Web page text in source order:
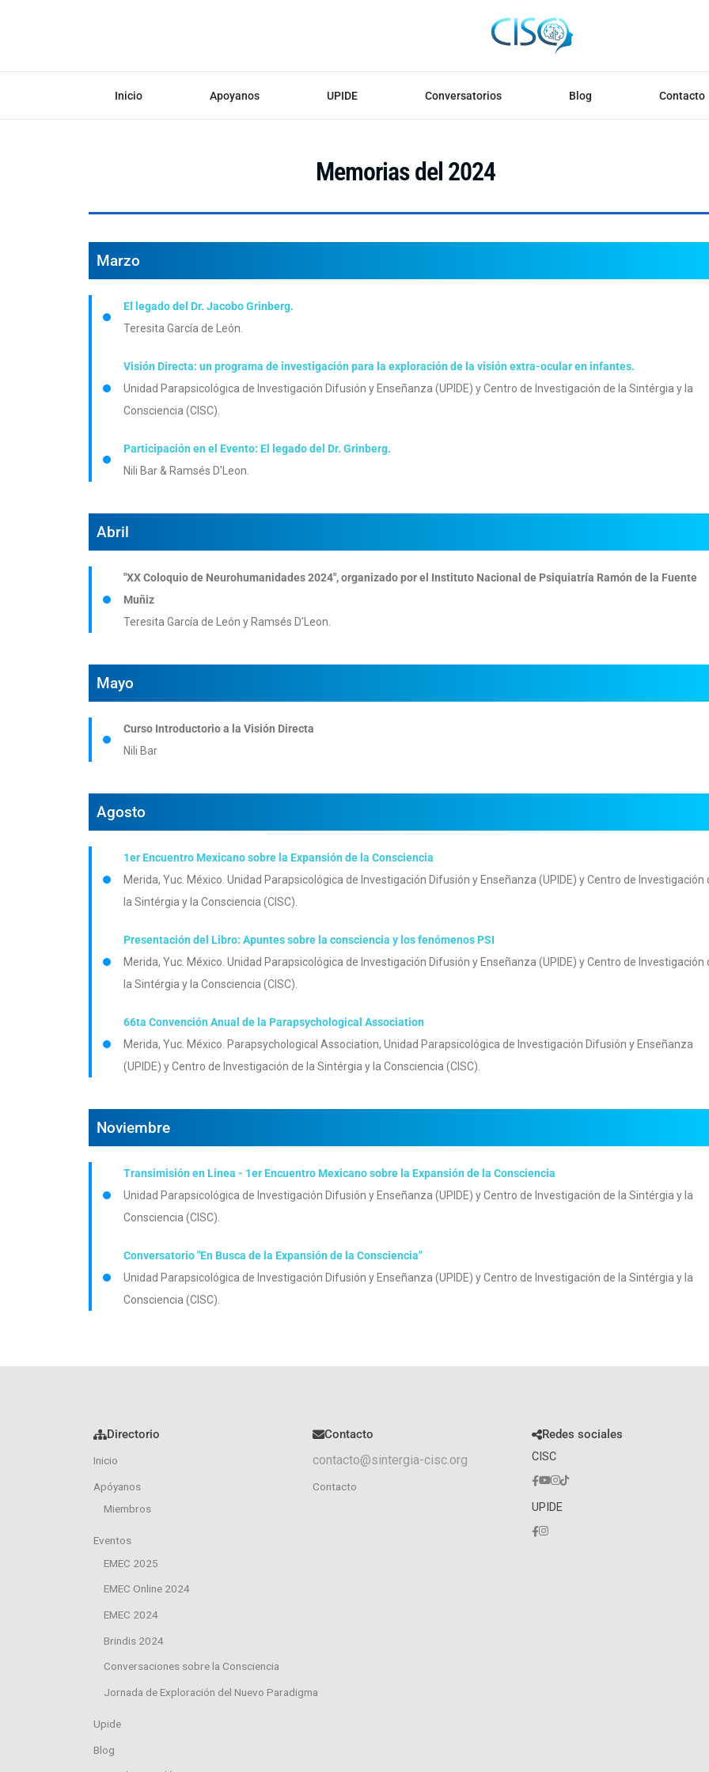
Inicio Apoyanos UPIDE Conversatorios Blog Contacto
Memorias del 2024
Marzo
El legado del Dr. Jacobo Grinberg.
Teresita García de León.
Visión Directa: un programa de investigación para la exploración de la visión extra-ocular en infantes.
Unidad Parapsicológica de Investigación Difusión y Enseñanza (UPIDE) y Centro de Investigación de la Sintérgia y la
Consciencia (CISC).
Participación en el Evento: El legado del Dr. Grinberg.
Nili Bar & Ramsés D'Leon.
Abril
"XX Coloquio de Neurohumanidades 2024", organizado por el Instituto Nacional de Psiquiatría Ramón de la Fuente
Muñiz
Teresita García de León y Ramsés D'Leon.
Mayo
Curso Introductorio a la Visión Directa
Nili Bar
Agosto
1er Encuentro Mexicano sobre la Expansión de la Consciencia
Merida, Yuc. México. Unidad Parapsicológica de Investigación Difusión y Enseñanza (UPIDE) y Centro de Investigación
la Sintérgia y la Consciencia (CISC).
Presentación del Libro: Apuntes sobre la consciencia y los fenómenos PSI
Merida, Yuc. México. Unidad Parapsicológica de Investigación Difusión y Enseñanza (UPIDE) y Centro de Investigación
la Sintérgia y la Consciencia (CISC).
66ta Convención Anual de la Parapsychological Association
Merida, Yuc. México. Parapsychological Association, Unidad Parapsicológica de Investigación Difusión y Enseñanza
(UPIDE) y Centro de Investigación de la Sintérgia y la Consciencia (CISC).
Noviembre
Transimisión en Linea - 1er Encuentro Mexicano sobre la Expansión de la Consciencia
Unidad Parapsicológica de Investigación Difusión y Enseñanza (UPIDE) y Centro de Investigación de la Sintérgia y la
Consciencia (CISC).
Conversatorio "En Busca de la Expansión de la Consciencia"
Unidad Parapsicológica de Investigación Difusión y Enseñanza (UPIDE) y Centro de Investigación de la Sintérgia y la
Consciencia (CISC).
Directorio
Inicio
Apóyanos
Miembros
Eventos
EMEC 2025
EMEC Online 2024
EMEC 2024
Brindis 2024
Conversaciones sobre la Consciencia
Jornada de Exploración del Nuevo Paradigma
Upide
Blog
Contacto
contacto@sintergia-cisc.org
Contacto
Redes sociales
CISC
UPIDE